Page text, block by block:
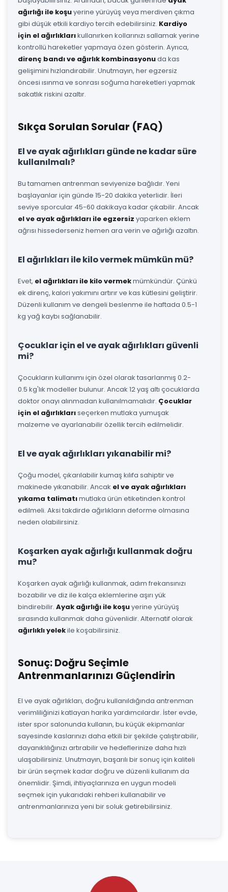
ağırlığı ile koşuyerine yürüyüş veya merdiven çıkma
gibi düşük etkili kardiyo tercih edebilirsiniz. Kardiyo
için el ağırlıklarıkullanırken kollarınızı sallamak yerine
kontrollü hareketler yapmaya özen gösterin. Ayrıca,
direnç bandı ve ağırlık kombinasyonuda kas
gelişimini hızlandırabilir. Unutmayın, her egzersiz
öncesi ısınma ve sonrası soğuma hareketleri yapmak
sakatlık riskini azaltır.
Sıkça Sorulan Sorular (FAQ)
El ve ayak ağırlıkları günde ne kadar süre
kullanılmalı?
Bu tamamen antrenman seviyenize bağlıdır. Yeni
başlayanlar için günde 15-20 dakika yeterlidir. İleri
seviye sporcular 45-60 dakikaya kadar çıkabilir. Ancak
el ve ayak ağırlıkları ile egzersiz yaparken eklem
ağrısı hissederseniz hemen ara verin ve ağırlığı azaltın.
El ağırlıkları ile kilo vermek mümkün mü?
Evet, el ağırlıkları ile kilo vermekmümkündür. Çünkü
ek direnç, kalori yakımını artırır ve kas kütlesini geliştirir.
Düzenli kullanım ve dengeli beslenme ile haftada 0.5-1
kg yağ kaybı sağlanabilir.
Çocuklar için el ve ayak ağırlıkları güvenli
mi?
Çocukların kullanımı için özel olarak tasarlanmış 0.2-
0.5 kg'lık modeller bulunur. Ancak 12 yaş altı çocuklarda
doktor onayı alınmadan kullanılmamalıdır. Çocuklar
için el ağırlıklarıseçerken mutlaka yumuşak
malzeme ve ayarlanabilir özellik tercih edilmelidir.
El ve ayak ağırlıkları yıkanabilir mi?
Çoğu model, çıkarılabilir kumaş kılıfa sahiptir ve
makinede yıkanabilir. Ancak el ve ayak ağırlıkları
yıkama talimatımutlaka ürün etiketinden kontrol
edilmeli. Aksi takdirde ağırlıkların deforme olmasına
neden olabilirsiniz.
Koşarken ayak ağırlığı kullanmak doğru
mu?
Koşarken ayak ağırlığı kullanmak, adım frekansınızı
bozabilir ve diz ile kalça eklemlerine aşırı yük
bindirebilir. Ayak ağırlığı ile koşuyerine yürüyüş
sırasında kullanmak daha güvenlidir. Alternatif olarak
ağırlıklı yelekile koşabilirsiniz.
Sonuç: Doğru Seçimle
Antrenmanlarınızı Güçlendirin
El ve ayak ağırlıkları, doğru kullanıldığında antrenman
verimliliğinizi katlayan harika yardımcılardır. İster evde,
ister spor salonunda kullanın, bu küçük ekipmanlar
sayesinde kaslarınızı daha etkili bir şekilde çalıştırabilir,
dayanıklılığınızı artırabilir ve hedeflerinize daha hızlı
ulaşabilirsiniz. Unutmayın, başarılı bir sonuç için kaliteli
bir ürün seçmek kadar doğru ve düzenli kullanım da
önemlidir. Şimdi, ihtiyaçlarınıza en uygun modeli
seçmek için yukarıdaki rehberi kullanabilir ve
antrenmanlarınıza yeni bir soluk getirebilirsiniz.